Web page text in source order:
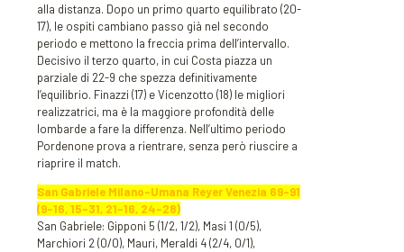
alla distanza. Dopo un primo quarto equilibrato (20-
17), le ospiti cambiano passo già nel secondo
periodo e mettono la freccia prima dell’intervallo.
Decisivo il terzo quarto, in cui Costa piazza un
parziale di 22-9 che spezza definitivamente
l’equilibrio. Finazzi (17) e Vicenzotto (18) le migliori
realizzatrici, ma è la maggiore profondità delle
lombarde a fare la differenza. Nell’ultimo periodo
Pordenone prova a rientrare, senza però riuscire a
riaprire il match.
San Gabriele Milano-Umana Reyer Venezia 69-91
(9-16, 15-31, 21-16, 24-28)
San Gabriele: Gipponi 5 (1/2, 1/2), Masi 1 (0/5),
Marchiori 2 (0/0), Mauri, Meraldi 4 (2/4, 0/1),